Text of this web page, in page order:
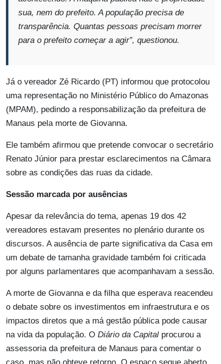
sua, nem do prefeito. A população precisa de
transparência. Quantas pessoas precisam morrer
para o prefeito começar a agir”, questionou.
Já o vereador Zé Ricardo (PT) informou que protocolou
uma representação no Ministério Público do Amazonas
(MPAM), pedindo a responsabilização da prefeitura de
Manaus pela morte de Giovanna.
Ele também afirmou que pretende convocar o secretário
Renato Júnior para prestar esclarecimentos na Câmara
sobre as condições das ruas da cidade.
Sessão marcada por ausências
Apesar da relevância do tema, apenas 19 dos 42
vereadores estavam presentes no plenário durante os
discursos. A ausência de parte significativa da Casa em
um debate de tamanha gravidade também foi criticada
por alguns parlamentares que acompanhavam a sessão.
A morte de Giovanna e da filha que esperava reacendeu
o debate sobre os investimentos em infraestrutura e os
impactos diretos que a má gestão pública pode causar
na vida da população. O Diário da Capital procurou a
assessoria da prefeitura de Manaus para comentar o